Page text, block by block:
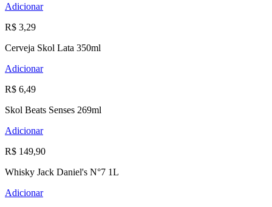
Adicionar
R$ 3,29
Cerveja Skol Lata 350ml
Adicionar
R$ 6,49
Skol Beats Senses 269ml
Adicionar
R$ 149,90
Whisky Jack Daniel's N°7 1L
Adicionar